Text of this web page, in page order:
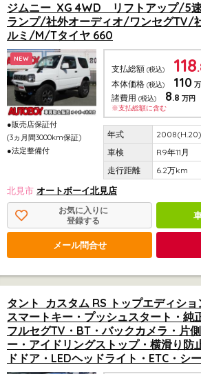
ジムニー XG 4WD リフトアップ/5
ランプ/社外オーディオ/ワンセグTV/
ルミ/M/Tタイヤ 660
NEW
●販売店保証付
(3ヵ月間3000km保証)
●法定整備付
支払総額 (税込) 118
本体価格 (税込) 110
諸費用 (税込) 8.8 万円
※支払総額に含む
2008(H.20)
R9年11月
6.2万km
北見市 オートボーイ北見店
お気に入りに
登録する
メール問合せ
タント カスタム RS トップエディシ
スマートキー・プッシュスタート・純
フルセグTV・BT・バックカメラ・片
ー・アイドリングストップ・横滑り防
ドドア・LEDヘッドライト・ETC・シ